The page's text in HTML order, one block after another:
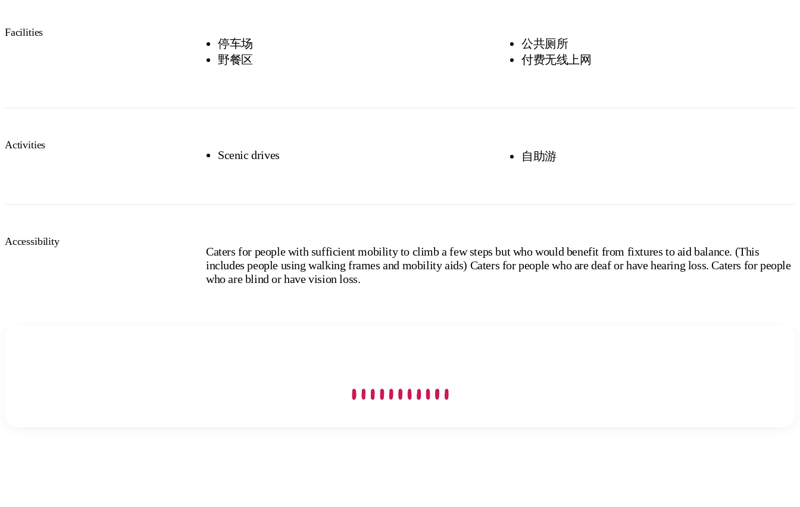
Facilities
停车场
野餐区
公共厕所
付费无线上网
Activities
Scenic drives 自助游
Accessibility
Caters for people with sufficient mobility to climb a few steps but who would benefit from fixtures to aid balance. (This
includes people using walking frames and mobility aids) Caters for people who are deaf or have hearing loss. Caters for people
who are blind or have vision loss.